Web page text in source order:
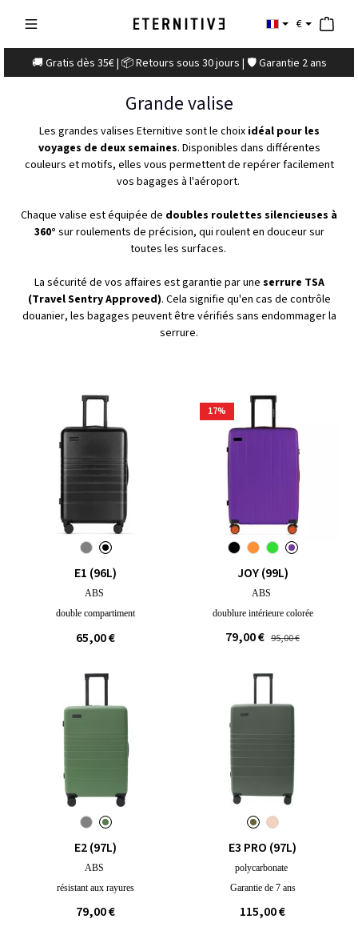
€
🚚 Gratis dès 35€ | 📦 Retours sous 30 jours | 🛡️ Garantie 2 ans
Grande valise
Les grandes valises Eternitive sont le choix idéal pour les
voyages de deux semaines. Disponibles dans différentes
couleurs et motifs, elles vous permettent de repérer facilement
vos bagages à l'aéroport.
Chaque valise est équipée de doubles roulettes silencieuses à
360° sur roulements de précision, qui roulent en douceur sur
toutes les surfaces.
La sécurité de vos affaires est garantie par une serrure TSA
(Travel Sentry Approved). Cela signifie qu'en cas de contrôle
douanier, les bagages peuvent être vérifiés sans endommager la
serrure.
E1 (96L)
ABS
double compartiment
65,00 €
17%
JOY (99L)
ABS
doublure intérieure colorée
79,00 € 95,00 €
E2 (97L)
ABS
résistant aux rayures
79,00 €
E3 PRO (97L)
polycarbonate
Garantie de 7 ans
115,00 €